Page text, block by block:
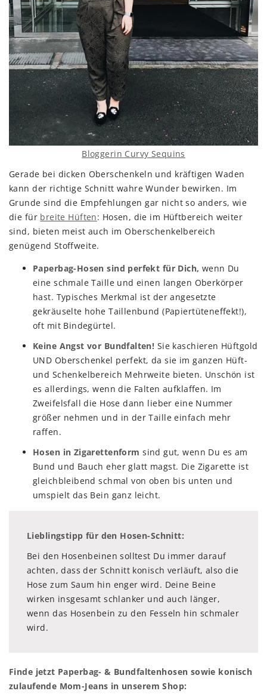
Bloggerin Curvy Sequins
Gerade bei dicken Oberschenkeln und kräftigen Waden
kann der richtige Schnitt wahre Wunder bewirken. Im
Grunde sind die Empfehlungen gar nicht so anders, wie
die für breite Hüften: Hosen, die im Hüftbereich weiter
sind, bieten meist auch im Oberschenkelbereich
genügend Stoffweite.
Paperbag-Hosen sind perfekt für Dich, wenn Du
eine schmale Taille und einen langen Oberkörper
hast. Typisches Merkmal ist der angesetzte
gekräuselte hohe Taillenbund (Papiertüteneffekt!),
oft mit Bindegürtel.
Keine Angst vor Bundfalten! Sie kaschieren Hüftgold
UND Oberschenkel perfekt, da sie im ganzen Hüft-
und Schenkelbereich Mehrweite bieten. Unschön ist
es allerdings, wenn die Falten aufklaffen. Im
Zweifelsfall die Hose dann lieber eine Nummer
größer nehmen und in der Taille einfach mehr
raffen.
Hosen in Zigarettenform sind gut, wenn Du es am
Bund und Bauch eher glatt magst. Die Zigarette ist
gleichbleibend schmal von oben bis unten und
umspielt das Bein ganz leicht.
Lieblingstipp für den Hosen-Schnitt:
Bei den Hosenbeinen solltest Du immer darauf
achten, dass der Schnitt konisch verläuft, also die
Hose zum Saum hin enger wird. Deine Beine
wirken insgesamt schlanker und auch länger,
wenn das Hosenbein zu den Fesseln hin schmaler
wird.
Finde jetzt Paperbag- & Bundfaltenhosen sowie konisch
zulaufende Mom-Jeans in unserem Shop: